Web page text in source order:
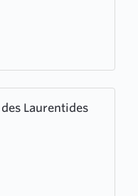
Laurentides